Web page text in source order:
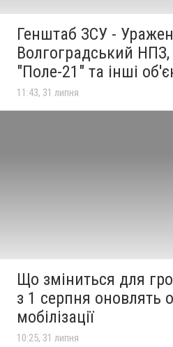
Генштаб ЗСУ -
Волгоградський
"Поле-21" та інші
11:43, 31 липня
Що зміниться для
з 1 серпня оновлять
мобілізації
10:25, 31 липня